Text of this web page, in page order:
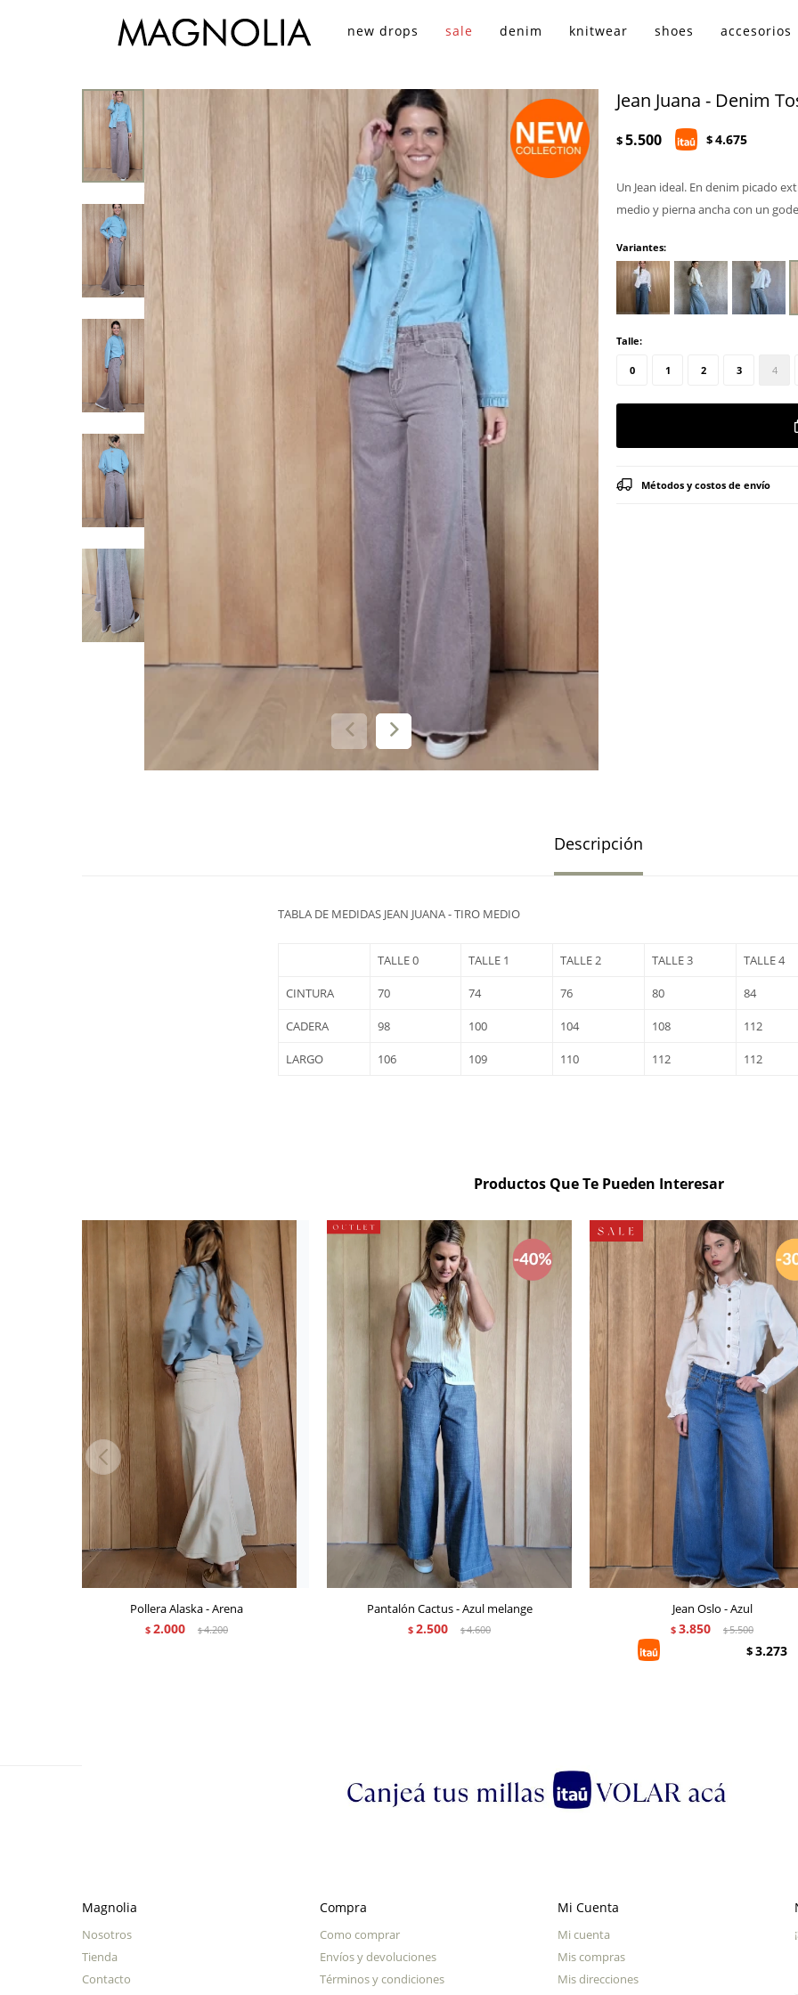
new drops sale denim knitwear shoes accesorios
Jean Juana - Denim
$5.500 $4.675
Un Jean ideal. En denim picado
medio y pierna ancha con un
Variantes:
Talle:
0 1 2 3 4
Métodos y costos de envío
Descripción
TABLA DE MEDIDAS JEAN JUANA - TIRO MEDIO
TALLE 0 TALLE 1 TALLE 2 TALLE 3 TALLE 4
CINTURA 70 74 76 80 84
CADERA 98 100 104 108 112
LARGO 106 109 110 112 112
Productos Que Te Pueden Interesar
Pollera Alaska - Arena
$ 2.000 $4.200
Pantalón Cactus - Azul melange
$ 2.500 $4.600
Jean Oslo - Azul
$ 3.850 $5.500
$ 3.273
Magnolia
Nosotros
Tienda
Contacto
Compra
Como comprar
Envíos y devoluciones
Términos y condiciones
Mi Cuenta
Mi cuenta
Mis compras
Mis direcciones